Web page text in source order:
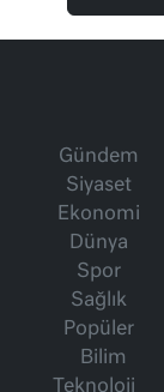
Gündem
Siyaset
Ekonomi
Dünya
Spor
Sağlık
Popüler
Bilim
Teknoloji